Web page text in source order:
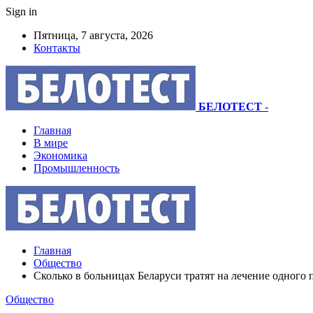
Sign in
Пятница, 7 августа, 2026
Контакты
БЕЛОТЕСТ -
Главная
В мире
Экономика
Промышленность
Главная
Общество
Сколько в больницах Беларуси тратят на лечение одного
Общество